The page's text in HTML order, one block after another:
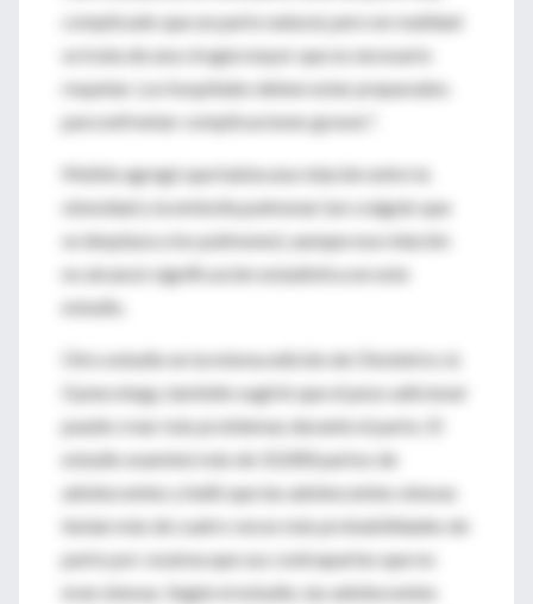
complicado que un parto natural, pero en realidad
se trata de una cirugía mayor que es necesario
respetar. Los hospitales deben estar preparados
para enfrentar complicaciones graves".
Meikle agregó que había una relación entre la
obesidad y la embolia pulmonar (un coágulo que
se desplaza a los pulmones), aunque esa relación
no alcanzó significación estadística en este
estudio.
Otro estudio en la misma edición de Obstetrics &
Gynecology, también sugirió que el peso adicional
puede crear más problemas durante el parto. El
estudio examinó más de 10,000 partos de
adolescentes y halló que las adolescentes obesas
tenían más de cuatro veces más probabilidades de
parto por cesárea que sus contrapartes que no
eran obesas. Según el estudio, las adolescentes